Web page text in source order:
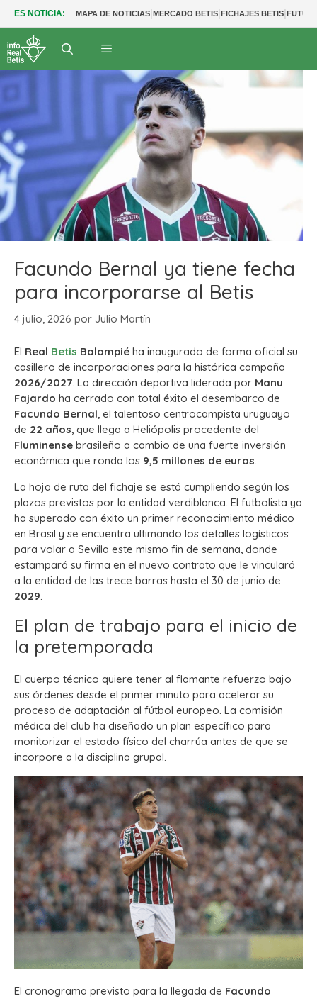
ES NOTICIA: MAPA DE NOTICIAS|MERCADO BETIS|FICHAJES BETIS|
Facundo Bernal ya tiene fecha
para incorporarse al Betis
4 julio, 2026 por Julio Martín
El Real Betis Balompié ha inaugurado de forma oficial su
casillero de incorporaciones para la histórica campaña
2026/2027. La dirección deportiva liderada por Manu
Fajardo ha cerrado con total éxito el desembarco de
Facundo Bernal, el talentoso centrocampista uruguayo
de 22 años, que llega a Heliópolis procedente del
Fluminense brasileño a cambio de una fuerte inversión
económica que ronda los 9,5 millones de euros.
La hoja de ruta del fichaje se está cumpliendo según los
plazos previstos por la entidad verdiblanca. El futbolista ya
ha superado con éxito un primer reconocimiento médico
en Brasil y se encuentra ultimando los detalles logísticos
para volar a Sevilla este mismo fin de semana, donde
estampará su firma en el nuevo contrato que le vinculará
a la entidad de las trece barras hasta el 30 de junio de
2029.
El plan de trabajo para el inicio de
la pretemporada
El cuerpo técnico quiere tener al flamante refuerzo bajo
sus órdenes desde el primer minuto para acelerar su
proceso de adaptación al fútbol europeo. La comisión
médica del club ha diseñado un plan específico para
monitorizar el estado físico del charrúa antes de que se
incorpore a la disciplina grupal.
El cronograma previsto para la llegada de Facundo